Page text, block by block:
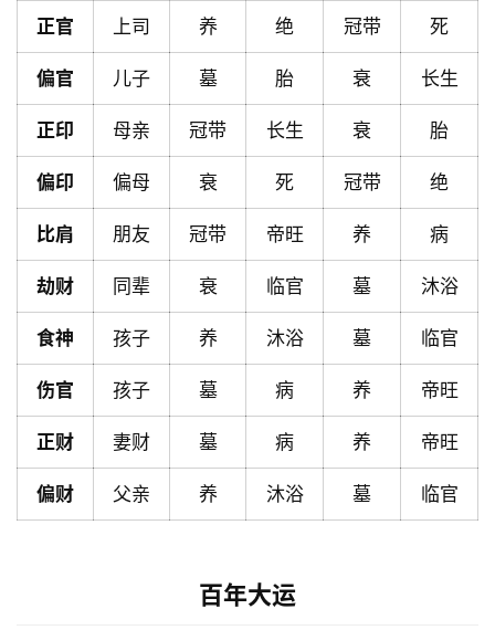
首
页
黄
历
占
命
理
解
登录 注册
正官 上司 养 绝 冠带 死
偏官 儿子 墓 胎 衰 长生
正印 母亲 冠带 长生 衰 胎
偏印 偏母 衰 死 冠带 绝
比肩 朋友 冠带 帝旺 养 病
劫财 同辈 衰 临官 墓 沐浴
食神 孩子 养 沐浴 墓 临官
伤官 孩子 墓 病 养 帝旺
正财 妻财 墓 病 养 帝旺
偏财 父亲 养 沐浴 墓 临官
百年大运